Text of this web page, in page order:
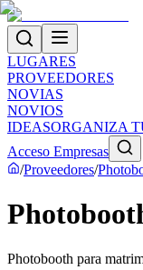
LUGARES
PROVEEDORES
NOVIAS
NOVIOS
IDEASORGANIZA
Acceso Empresas
/Proveedores/
Photobooth para